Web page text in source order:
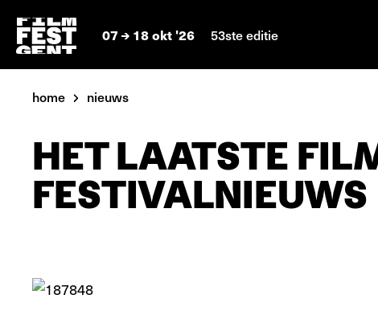
07 18 okt '26 53ste editie
home nieuws
HET LAATSTE
FESTIVALNIEUWS